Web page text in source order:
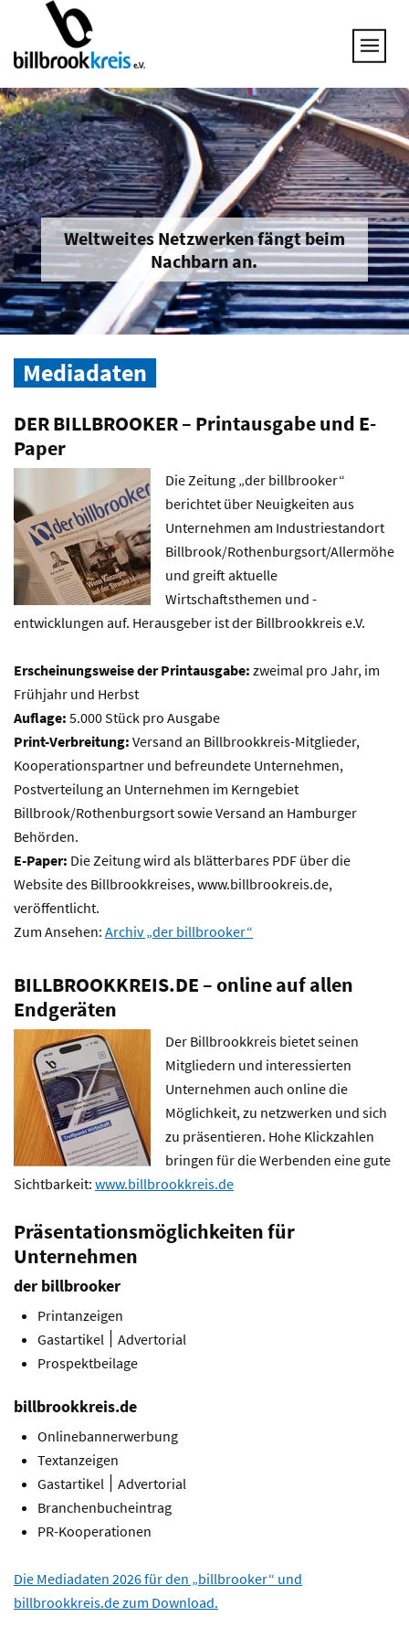
Weltweites Netzwerken fängt beim
Nachbarn an.
UNSERE THEMEN
25 JAHRE NETZWERK
GESPRÄCHSKREISE
UNTERNEHMEN & BRANCHEN
JOB & QUALIFIZIERUNG
BRANCHENINFOS
MITGLIED WERDEN
Mediadaten
DER BILLBROOKER – Printausgabe und E-
Paper
Die Zeitung „der billbrooker“
berichtet über Neuigkeiten aus
Unternehmen am Industriestandort
Billbrook/Rothenburgsort/Allermöhe
und greift aktuelle
Wirtschaftsthemen und -
entwicklungen auf. Herausgeber ist der Billbrookkreis e.V.
Erscheinungsweise der Printausgabe: zweimal pro Jahr, im
Frühjahr und Herbst
Auflage: 5.000 Stück pro Ausgabe
Print-Verbreitung: Versand an Billbrookkreis-Mitglieder,
Kooperationspartner und befreundete Unternehmen,
Postverteilung an Unternehmen im Kerngebiet
Billbrook/Rothenburgsort sowie Versand an Hamburger
Behörden.
E-Paper: Die Zeitung wird als blätterbares PDF über die
Website des Billbrookkreises, www.billbrookreis.de,
veröffentlicht.
Zum Ansehen: Archiv „der billbrooker“
BILLBROOKKREIS.DE – online auf allen
Endgeräten
Der Billbrookkreis bietet seinen
Mitgliedern und interessierten
Unternehmen auch online die
Möglichkeit, zu netzwerken und sich
zu präsentieren. Hohe Klickzahlen
bringen für die Werbenden eine gute
Sichtbarkeit: www.billbrookkreis.de
Präsentationsmöglichkeiten für
Unternehmen
der billbrooker
Printanzeigen
Gastartikel ׀ Advertorial
Prospektbeilage
billbrookkreis.de
Onlinebannerwerbung
Textanzeigen
Gastartikel ׀ Advertorial
Branchenbucheintrag
PR-Kooperationen
Die Mediadaten 2026 für den „billbrooker“ und
billbrookkreis.de zum Download.